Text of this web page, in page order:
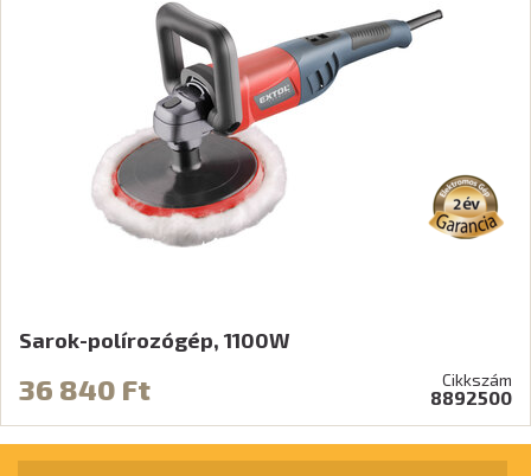
Sarok-polírozógép, 1100W
36 840 Ft Cikkszám
8892500